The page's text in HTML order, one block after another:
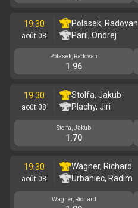
19:30
août 08
Polasek, Radovan
Paril, Ondrej
Polasek, Radovan
1.96
19:30
août 08
Stolfa, Jakub
Plachy, Jiri
Stolfa, Jakub
1.70
19:30
août 08
Wagner, Richard
Urbaniec, Radim
Wagner, Richard